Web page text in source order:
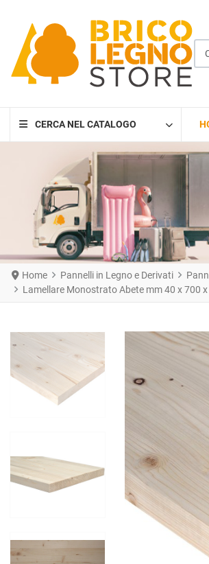
CERCA NEL CATALOGO
Home Pannelli in Legno e Derivati
Lamellare Monostrato Abete mm 40 x 700